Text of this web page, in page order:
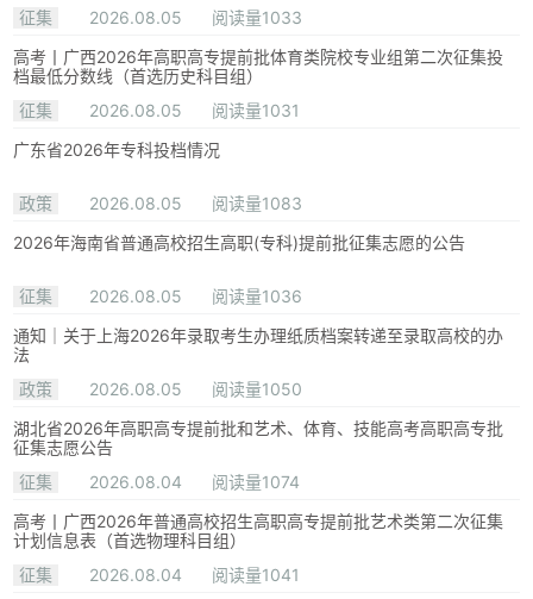
征集
2026.08.05
阅读量1033
高考丨广西2026年高职高专提前批体育类院校专业组第二次征集投
档最低分数线（首选历史科目组）
征集
2026.08.05
阅读量1031
广东省2026年专科投档情况
政策 2026.08.05
阅读量1083
2026年海南省普通高校招生高职(专科)提前批征集志愿的公告
征集 2026.08.05
阅读量1036
通知｜关于上海2026年录取考生办理纸质档案转递至录取高校的办
法
政策
2026.08.05
阅读量1050
湖北省2026年高职高专提前批和艺术、体育、技能高考高职高专批
征集志愿公告
征集
2026.08.04
阅读量1074
高考丨广西2026年普通高校招生高职高专提前批艺术类第二次征集
计划信息表（首选物理科目组）
征集
2026.08.04 阅读量1041